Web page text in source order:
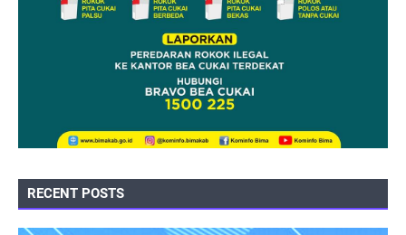
RECENT POSTS